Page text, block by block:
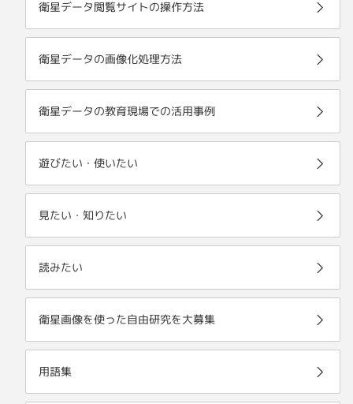
衛星データ閲覧サイトの操作方法
衛星データの画像化処理方法
衛星データの教育現場での活用事例
遊びたい・使いたい
見たい・知りたい
読みたい
衛星画像を使った自由研究を大募集
用語集